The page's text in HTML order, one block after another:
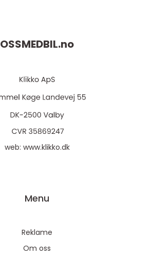
OSSMEDBIL.no
web: www.klikko.dk
Menu
Reklame
Om oss